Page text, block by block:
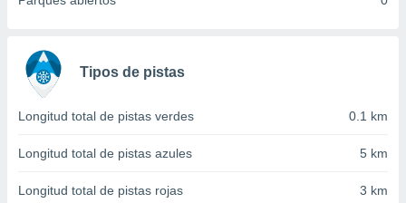
e
mediante
publicidad
Tipos de pistas
Longitud total de pistas verdes 0.1 km
Longitud total de pistas azules 5 km
Longitud total de pistas rojas 3 km